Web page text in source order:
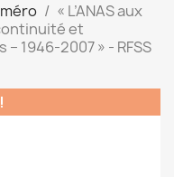
« L’ANAS aux
et
1946-2007 » - RFSS